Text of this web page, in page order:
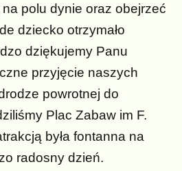
polu dynie oraz obejrzeć
dziecko otrzymało
dziękujemy Panu
przyjęcie naszych
powrotnej do
Plac Zabaw im F.
była fontanna na
radosny dzień.